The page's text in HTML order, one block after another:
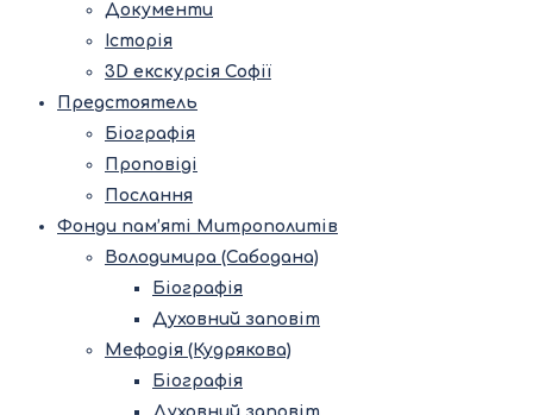
Документи
Історія
3D екскурсія Софії
Предстоятель
Біографія
Проповіді
Послання
Фонди пам’яті Митрополитів
Володимира (Сабодана)
Біографія
Духовний заповіт
Мефодія (Кудрякова)
Біографія